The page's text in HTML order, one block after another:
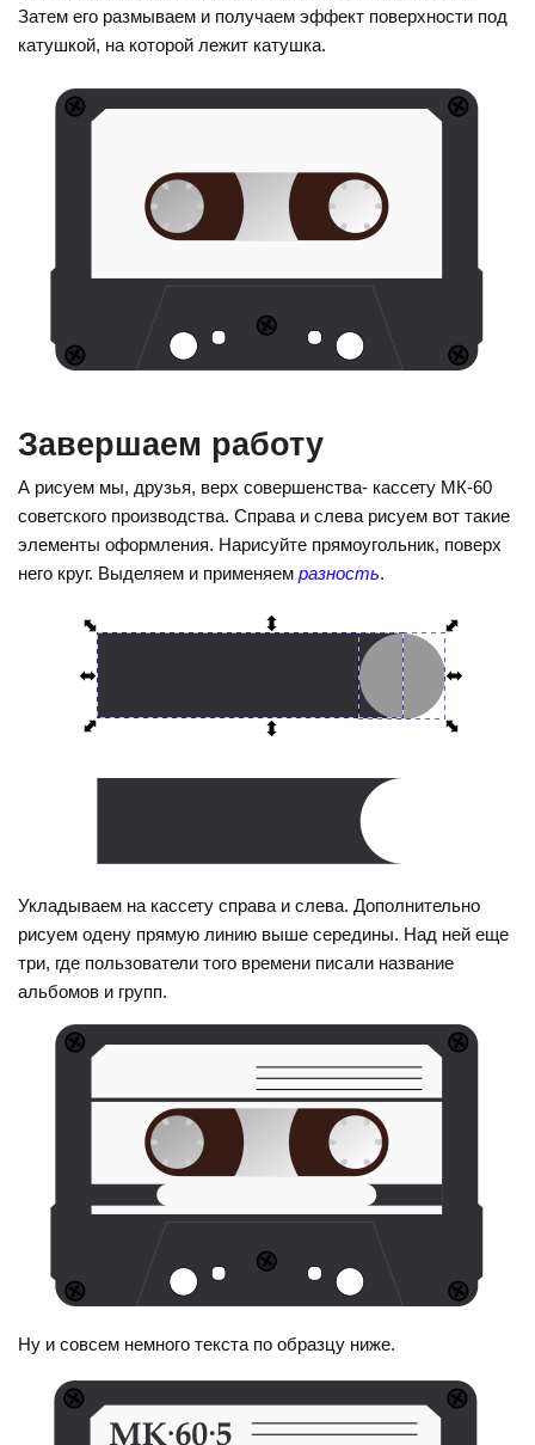
Затем его размываем и получаем эффект поверхности под
катушкой, на которой лежит катушка.
Завершаем работу
А рисуем мы, друзья, верх совершенства- кассету МК-60
советского производства. Справа и слева рисуем вот такие
элементы оформления. Нарисуйте прямоугольник, поверх
него круг. Выделяем и применяемразность.
Укладываем на кассету справа и слева. Дополнительно
рисуем одену прямую линию выше середины. Над ней еще
три, где пользователи того времени писали название
альбомов и групп.
Ну и совсем немного текста по образцу ниже.